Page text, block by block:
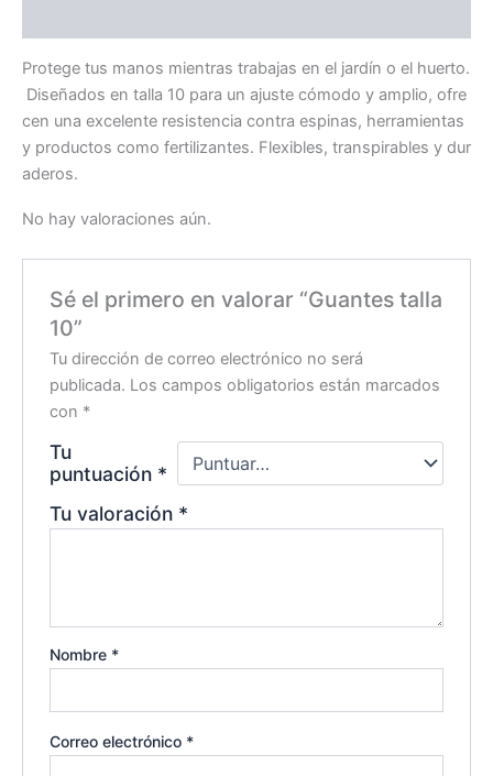
Protege tus manos mientras trabajas en el jardín o el huerto.
Diseñados en talla 10 para un ajuste cómodo y amplio, ofre
cen una excelente resistencia contra espinas, herramientas
y productos como fertilizantes. Flexibles, transpirables y dur
aderos.
No hay valoraciones aún.
Sé el primero en valorar “Guantes talla
10”
Tu dirección de correo electrónico no será
publicada. Los campos obligatorios están marcados
con *
Tu
puntuación *
Tu valoración *
Nombre *
Correo electrónico *